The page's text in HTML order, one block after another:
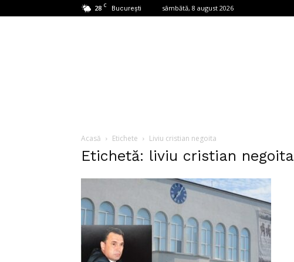
28 C București sâmbătă, 8 august 2026
Acasă Etichete Liviu cristian negoita
Etichetă: liviu cristian negoita